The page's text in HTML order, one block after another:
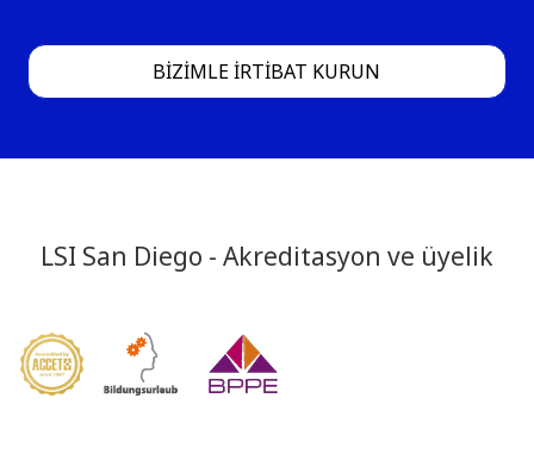
BIZIMLE IRTIBAT KURUN
LSI San Diego - Akreditasyon ve üyelik